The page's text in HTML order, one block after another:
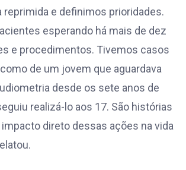
reprimida e definimos prioridades.
esperando há mais de dez
e procedimentos. Tivemos casos
de um jovem que aguardava
desde os sete anos de
realizá-lo aos 17. São histórias
direto dessas ações na vida